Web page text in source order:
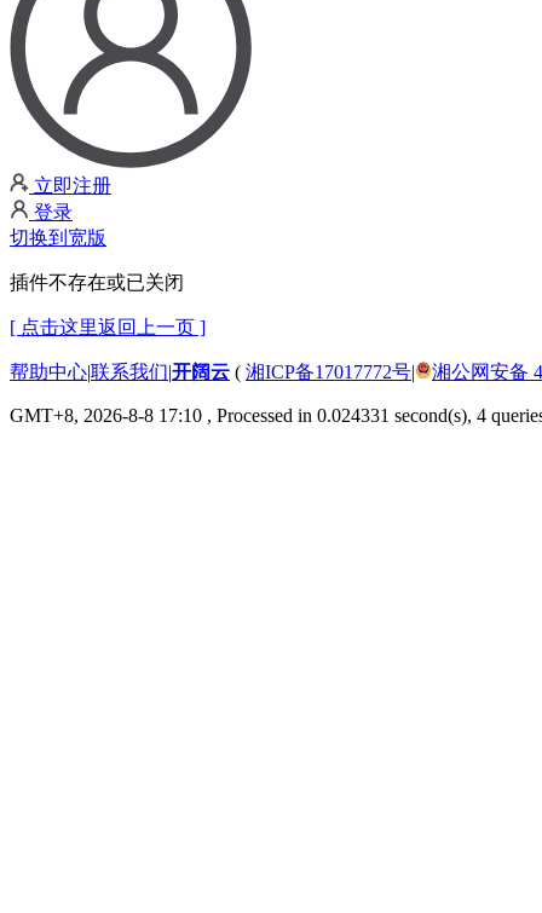
立即注册
登录
切换到宽版
插件不存在或已关闭
[ 点击这里返回上一页 ]
帮助中心|联系我们|开阔云 ( 湘ICP备17017772号| 湘公网安备
GMT+8, 2026-8-8 17:10 , Processed in 0.024331 second(s), 4